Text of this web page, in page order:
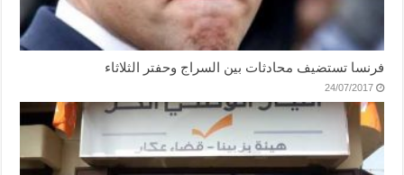
فرنسا تستضيف محادثات بين السراج وحفتر الثلاثاء
24/07/2017